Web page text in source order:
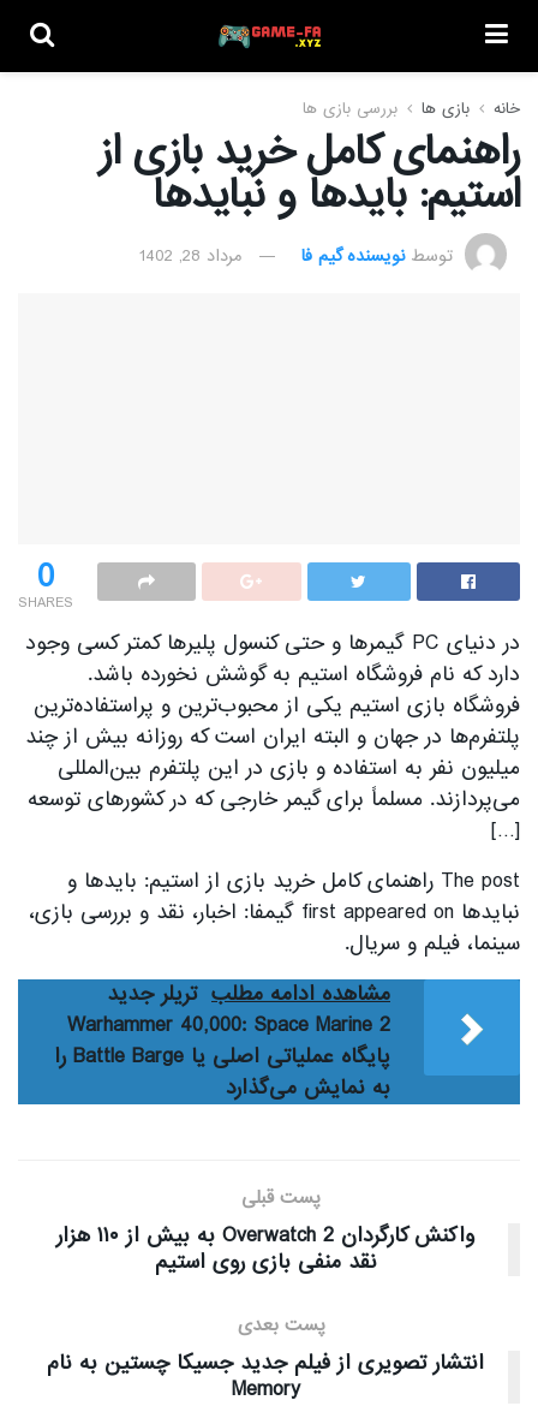
خانه بازی ها بررسی بازی ها
راهنمای کامل خرید بازی از
استیم: بایدها و نبایدها
توسط نویسنده گیم فا مرداد 28, 1402
0
SHARES
در دنیای PC گیمرها و حتی کنسول پلیرها کمتر کسی وجود
دارد که نام فروشگاه استیم به گوشش نخورده باشد.
فروشگاه بازی استیم یکی از محبوب‌ترین و پراستفاده‌ترین
پلتفرم‌ها در جهان و البته ایران است که روزانه بیش از چند
میلیون نفر به استفاده و بازی در این پلتفرم بین‌المللی
می‌پردازند. مسلماً برای گیمر خارجی که در کشورهای توسعه
[…]
The post راهنمای کامل خرید بازی از استیم: بایدها و
نبایدها first appeared on گیمفا: اخبار، نقد و بررسی بازی،
سینما، فیلم و سریال.
مشاهده ادامه مطلب تریلر جدید
Warhammer 40,000: Space Marine 2
پایگاه عملیاتی اصلی یا Battle Barge را
به نمایش می‌گذارد
پست قبلی
واکنش کارگردان Overwatch 2 به بیش از ۱۱۰ هزار
نقد منفی بازی روی استیم
پست بعدی
انتشار تصویری از فیلم جدید جسیکا چستین به نام
Memory